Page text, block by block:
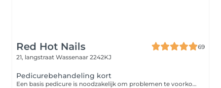
Red Hot Nails
69
21, langstraat Wassenaar 2242KJ
Pedicurebehandeling kort
Een basis pedicure is noodzakelijk om problemen te voorkomen vooral als u zelf U voeten niet meer kan verzorgen. U nagels worden geknipt eventueel dunner gevijld eelt wordt weggesneden likdoorns worden weggehaald.